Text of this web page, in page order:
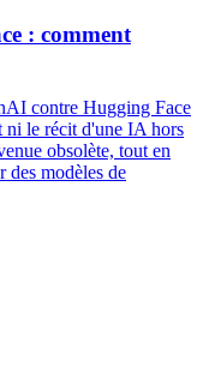
: comment
contre Hugging Face
ni le récit d'une IA hors
obsolète, tout en
des modèles de